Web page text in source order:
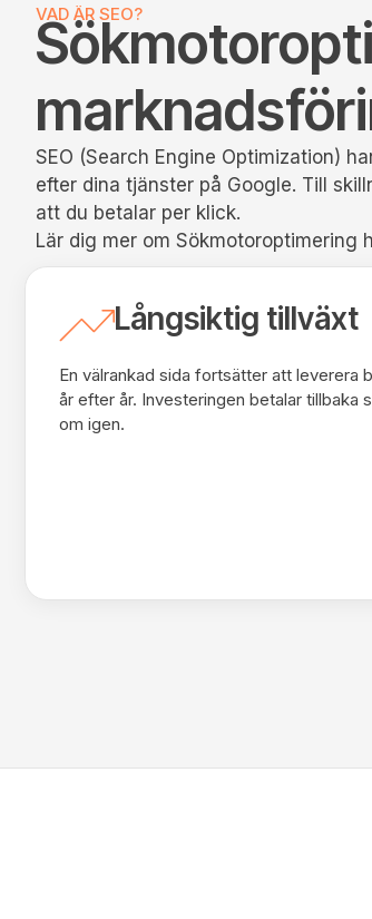
VAD ÄR SEO?
SEO (Search Engine Optimization)
efter dina tjänster på Google. Till
att du betalar per klick.
Lär dig mer om Sökmotoroptimering
Långsiktig tillväxt
En välrankad sida fortsätter att leverera
år efter år. Investeringen betalar tillbaka
om igen.